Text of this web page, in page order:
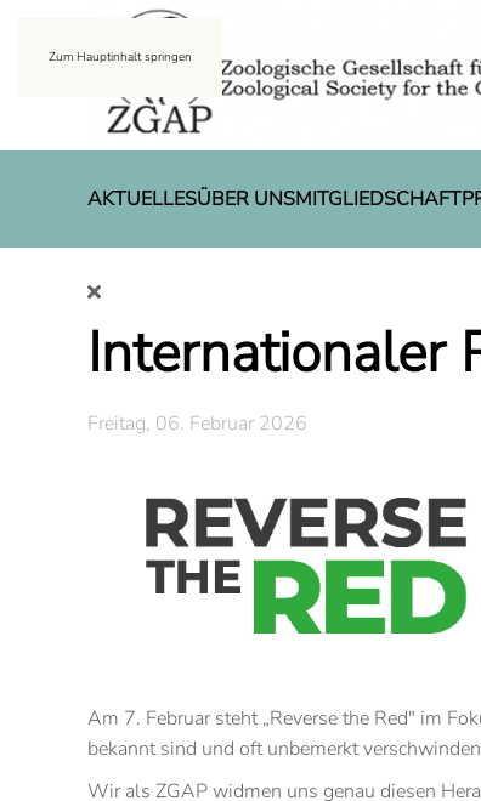
Zum Hauptinhalt springen
AKTUELLESÜBER UNSMITGLIEDSCHAFT
Internationaler
Freitag, 06. Februar 2026
Am 7. Februar steht „Reverse the Red" im
bekannt sind und oft unbemerkt
Wir als ZGAP widmen uns genau diesen